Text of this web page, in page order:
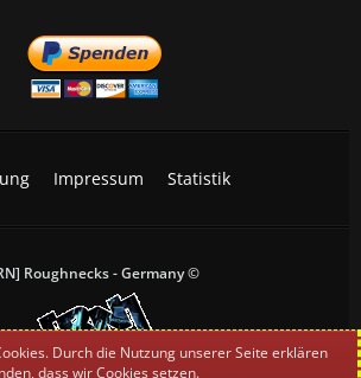
Impressum Statistik
Roughnecks - Germany ©
and logos are the property of their
Durch die Nutzung unserer Seite erklären
dass wir Cookies setzen.